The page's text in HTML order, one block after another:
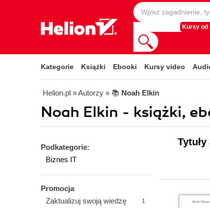
Kursy od
Kategorie Książki Ebooki Kursy video
Helion.pl » Autorzy » 📚 Noah Elkin
Noah Elkin - książki,
Podkategorie:
Biznes IT
Promocja
Zaktualizuj swoją wiedzę
1